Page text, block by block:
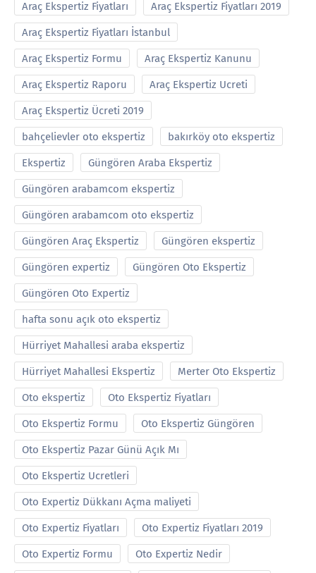
Araç Ekspertiz Fiyatları Araç Ekspertiz Fiyatları 2019
Araç Ekspertiz Fiyatları İstanbul
Araç Ekspertiz Formu Araç Ekspertiz Kanunu
Araç Ekspertiz Raporu Araç Ekspertiz Ucreti
Araç Ekspertiz Ücreti 2019
bahçelievler oto ekspertiz bakırköy oto ekspertiz
Ekspertiz Güngören Araba Ekspertiz
Güngören arabamcom ekspertiz
Güngören arabamcom oto ekspertiz
Güngören Araç Ekspertiz Güngören ekspertiz
Güngören expertiz Güngören Oto Ekspertiz
Güngören Oto Expertiz
hafta sonu açık oto ekspertiz
Hürriyet Mahallesi araba ekspertiz
Hürriyet Mahallesi Ekspertiz Merter Oto Ekspertiz
Oto ekspertiz Oto Ekspertiz Fiyatları
Oto Ekspertiz Formu Oto Ekspertiz Güngören
Oto Ekspertiz Pazar Günü Açık Mı
Oto Ekspertiz Ucretleri
Oto Expertiz Dükkanı Açma maliyeti
Oto Expertiz Fiyatları Oto Expertiz Fiyatları 2019
Oto Expertiz Formu Oto Expertiz Nedir